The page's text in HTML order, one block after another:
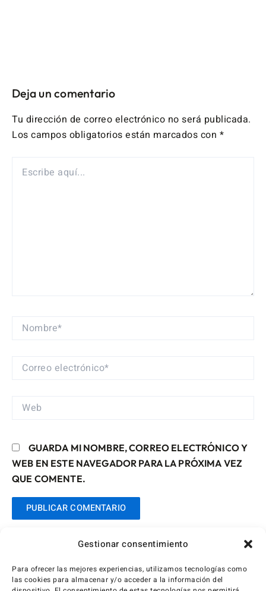
Gestionar consentimiento
Para ofrecer las mejores experiencias, utilizamos tecnologías como
las cookies para almacenar y/o acceder a la información del
Deja un comentario
Tu dirección de correo electrónico no será publicada.
Los campos obligatorios están marcados con *
AQUÍ...
NOMBRE*
CORREO
WEB
GUARDA MI NOMBRE, CORREO ELECTRÓNICO Y
WEB EN ESTE NAVEGADOR PARA LA PRÓXIMA VEZ
QUE COMENTE.